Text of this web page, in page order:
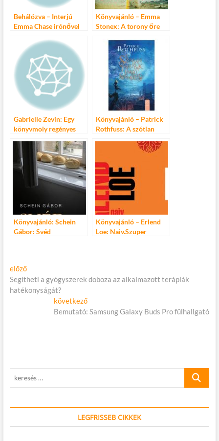
Behálózva – Interjú
Emma Chase irónővel
Könyvajánló – Emma
Stonex: A torony őre
Gabrielle Zevin: Egy
könyvmoly regényes
Könyvajánló – Patrick
Rothfuss: A szótlan
Könyvajánló: Schein
Gábor: Svéd
Könyvajánló – Erlend
Loe: Naiv.Szuper
Bejegyzés
navigáció
előzőElőző
cikk:
Segítheti a gyógyszerek doboza az alkalmazott terápiák
hatékonyságát?
következőKövetkező
cikk:
Bemutató: Samsung Galaxy Buds Pro fülhallgató
keresés
LEGFRISSEB CIKKEK